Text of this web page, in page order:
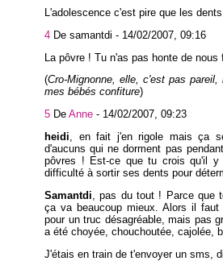
L'adolescence c'est pire que les
4 De samantdi - 14/02/2007, 09:16
La pôvre ! Tu n'as pas honte de
(Cro-Mignonne, elle, c'est pas
mes bébés confiture)
5 De Anne - 14/02/2007, 09:23
heidi, en fait j'en rigole mais ça
d'aucuns qui ne dorment pas
pôvres ! Est-ce que tu crois qu'il
difficulté à sortir ses dents pour
Samantdi , pas du tout ! Parce que
ça va beaucoup mieux. Alors il
pour un truc désagréable, mais pas
a été choyée, chouchoutée, cajolée,
J'étais en train de t'envoyer un sms,